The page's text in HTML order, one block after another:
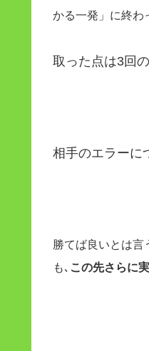
かる一発」に終わ
取った点は3回の
相手のエラーに
勝てば良いとは言
も､ この先さらに